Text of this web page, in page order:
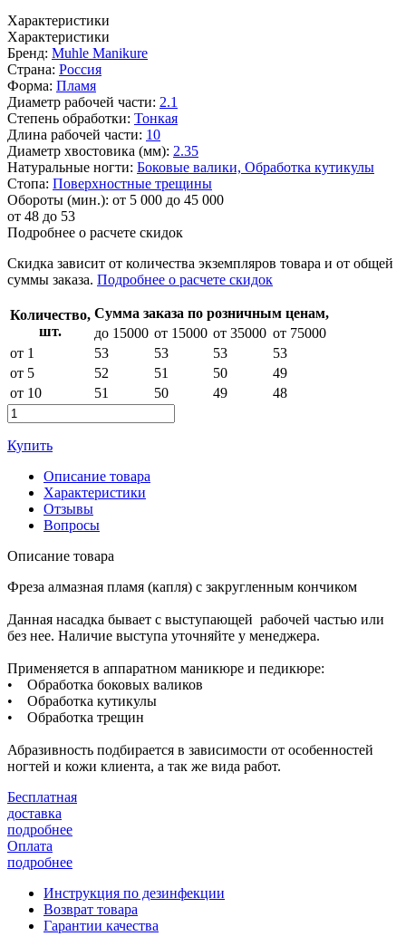
Характеристики
Характеристики
Бренд: Muhle Manikure
Страна: Россия
Форма: Пламя
Диаметр рабочей части: 2.1
Степень обработки: Тонкая
Длина рабочей части: 10
Диаметр хвостовика (мм): 2.35
Натуральные ногти: Боковые валики, Обработка кутикулы
Стопа: Поверхностные трещины
Обороты (мин.): от 5 000 до 45 000
от 48 до 53
Подробнее о расчете скидок
Скидка зависит от количества экземпляров товара и от общей
суммы заказа. Подробнее о расчете скидок
Количество,
шт.
Сумма заказа по розничным ценам,
до 15000 от 15000 от 35000 от 75000
от 1
53 53 53
53
от 5
52 51 50
49
от 10
51 50 49 48
Купить
Описание товара
Характеристики
Отзывы
Вопросы
Описание товара
Фреза алмазная пламя (капля) с закругленным кончиком
Данная насадка бывает с выступающей рабочей частью или
без нее. Наличие выступа уточняйте у менеджера.
Применяется в аппаратном маникюре и педикюре:
• Обработка боковых валиков
• Обработка кутикулы
• Обработка трещин
Абразивность подбирается в зависимости от особенностей
ногтей и кожи клиента, а так же вида работ.
Бесплатная
доставка
подробнее
Оплата
подробнее
Инструкция по дезинфекции
Возврат товара
Гарантии качества